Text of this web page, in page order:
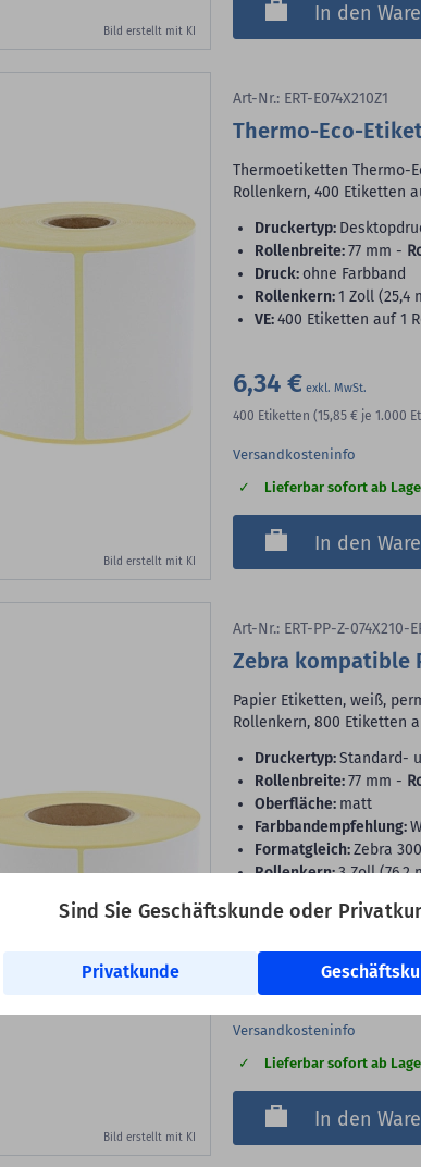
Sind Sie Geschäftskunde oder
Privatkunde
Bild erstellt mit KI
In den
Bild erstellt mit KI
Art-Nr.: ERT-E074X210Z1
Thermo-Eco-
Thermoetiketten Thermo-
Rollenkern, 400 Etiketten
Druckertyp:
Rollenbreite:77 mm -
Druck: ohne Farbband
Rollenkern:1 Zoll (25,4
VE:400 Etiketten auf 1
6,34 €
400 Etiketten (15,85 € je 1.000
Versandkosteninfo
Lieferbar sofort ab
In den
Bild erstellt mit KI
Art-Nr.: ERT-PP-Z-074X210-
Zebra kompatible
Papier Etiketten, weiß,
Rollenkern, 800 Etiketten
Druckertyp:Standard-
Rollenbreite:77 mm -
Oberfläche: matt
Farbbandempfehlung:
Formatgleich:Zebra
Rollenkern:3 Zoll (76,2
10,80 €
800Etiketten(13,50 € je 1.000
Versandkosteninfo
Lieferbar sofort ab
In den